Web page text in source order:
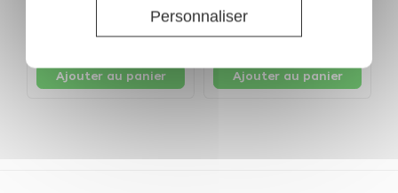
Personnaliser
Ajouter au panier
Bâtons de chocolat
Valrhona pour des pains
au chocolat maison -
1,6kg
Ajouter au panier